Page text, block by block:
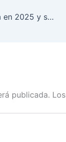
Grupo Éxito multiplicó por 10 su utilidad neta en 2025 y superó los $592 mil millones
publicada.